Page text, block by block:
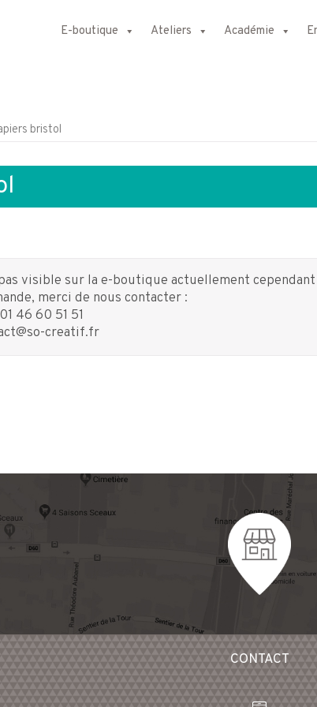
E-boutique Ateliers Académie
bristol
visible sur la e-boutique actuellement
merci de nous contacter :
46 60 51 51
creatif.fr
CONTACT